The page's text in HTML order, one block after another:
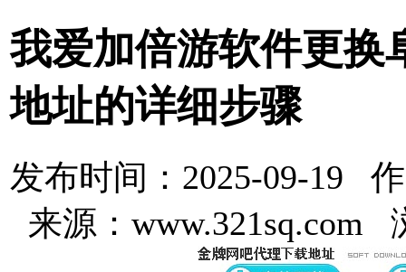
我爱加倍游软件更换
地址的详细步骤
发布时间：2025-09-19
来源：www.321sq.com